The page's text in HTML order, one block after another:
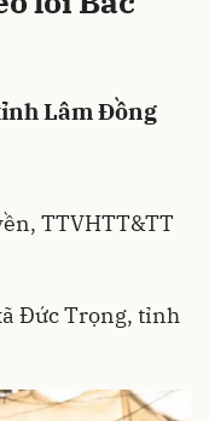
Lâm Đồng
TTVHTT&TT
Đức Trọng, tỉnh